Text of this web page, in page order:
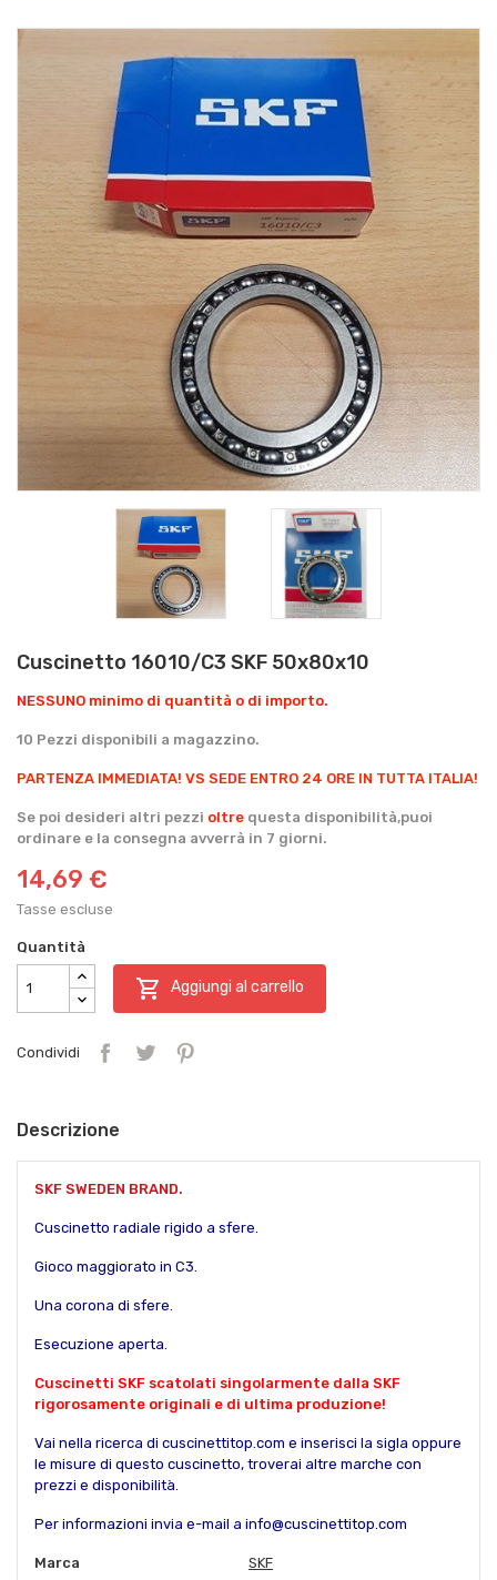
Cuscinetto 16010/C3 SKF 50x80x10
NESSUNO minimo di quantità o di importo.
10 Pezzi disponibili a magazzino.
PARTENZA IMMEDIATA! VS SEDE ENTRO 24 ORE IN TUTTA ITALIA!
Se poi desideri altri pezzi oltre questa disponibilità,puoi
ordinare e la consegna avverrà in 7 giorni.
14,69 €
Tasse escluse
Quantità
 Aggiungi al carrello
Condividi
Descrizione
SKF SWEDEN BRAND.
Cuscinetto radiale rigido a sfere.
Gioco maggiorato in C3.
Una corona di sfere.
Esecuzione aperta.
Cuscinetti SKF scatolati singolarmente dalla SKF
rigorosamente originali e di ultima produzione!
Vai nella ricerca di cuscinettitop.com e inserisci la sigla oppure
le misure di questo cuscinetto, troverai altre marche con
prezzi e disponibilità.
Per informazioni invia e-mail a info@cuscinettitop.com
Marca SKF